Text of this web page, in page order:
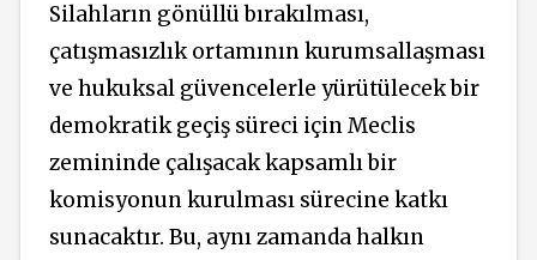
Silahların gönüllü bırakılması,
çatışmasızlık ortamının kurumsallaşması
ve hukuksal güvencelerle yürütülecek bir
demokratik geçiş süreci için Meclis
zemininde çalışacak kapsamlı bir
komisyonun kurulması sürecine katkı
sunacaktır. Bu, aynı zamanda halkın